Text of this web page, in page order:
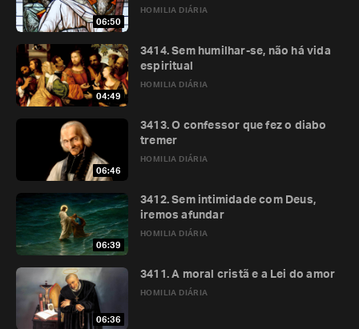
06:50
HOMILIA DIÁRIA
04:49
HOMILIA DIÁRIA
3414. Sem humilhar-se, não há vida
espiritual
06:46
HOMILIA DIÁRIA
3413. O confessor que fez o diabo
tremer
06:39
HOMILIA DIÁRIA
3412. Sem intimidade com Deus,
iremos afundar
06:36
HOMILIA DIÁRIA
3411. A moral cristã e a Lei do amor